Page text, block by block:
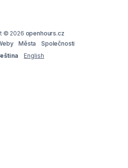
© 2026 openhours.cz
Města
Společnosti
English